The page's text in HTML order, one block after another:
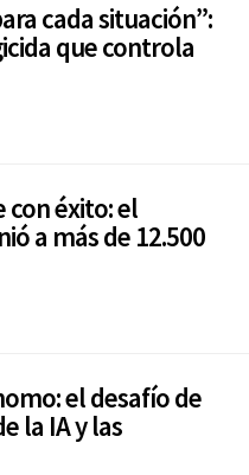
cada situación”:
que controla
con éxito: el
a más de 12.500
el desafío de
la IA y las